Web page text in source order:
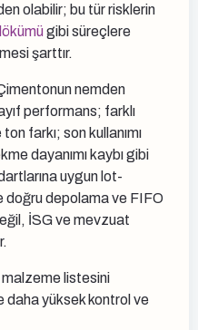
olabilir; bu tür risklerin
gibi süreçlere
şarttır.
nemden
performans; farklı
farkı; son kullanımı
dayanımı kaybı gibi
uygun lot-
doğru depolama ve FIFO
İSG ve mevzuat
malzeme listesini
daha yüksek kontrol ve